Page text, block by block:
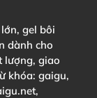
gel bôi
dành cho
lượng, giao
khóa: gaigu,